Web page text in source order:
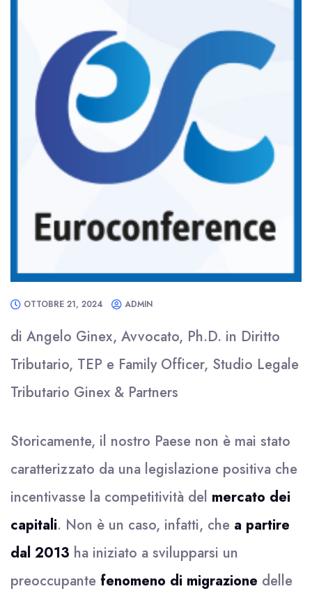
OTTOBRE 21, 2024 ADMIN
di Angelo Ginex, Avvocato, Ph.D. in Diritto
Tributario, TEP e Family Officer, Studio Legale
Tributario Ginex & Partners
Storicamente, il nostro Paese non è mai stato
caratterizzato da una legislazione positiva che
incentivasse la competitività del mercato dei
capitali. Non è un caso, infatti, che a partire
dal 2013 ha iniziato a svilupparsi un
preoccupante fenomeno di migrazione delle